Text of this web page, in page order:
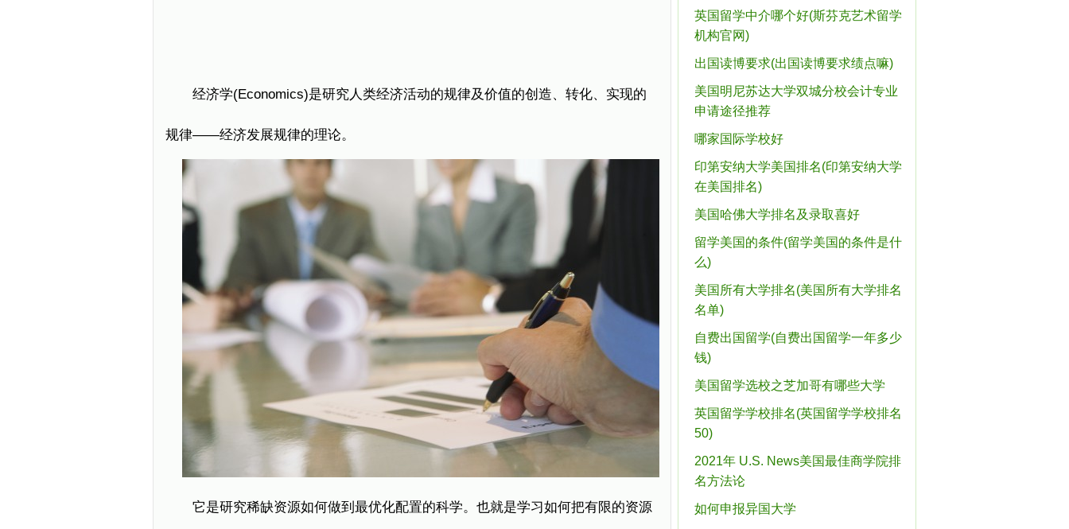
经济学(Economics)是研究人类经济活动的规律及价值的创造、转化、实现的
规律——经济发展规律的理论。
它是研究稀缺资源如何做到最优化配置的科学。也就是学习如何把有限的资源
英国留学中介哪个好(斯芬克艺术留学
机构官网)
出国读博要求(出国读博要求绩点嘛)
美国明尼苏达大学双城分校会计专业
申请途径推荐
哪家国际学校好
印第安纳大学美国排名(印第安纳大学
在美国排名)
美国哈佛大学排名及录取喜好
留学美国的条件(留学美国的条件是什
么)
美国所有大学排名(美国所有大学排名
名单)
自费出国留学(自费出国留学一年多少
钱)
美国留学选校之芝加哥有哪些大学
英国留学学校排名(英国留学学校排名
50)
2021年 U.S. News美国最佳商学院排
名方法论
如何申报异国大学